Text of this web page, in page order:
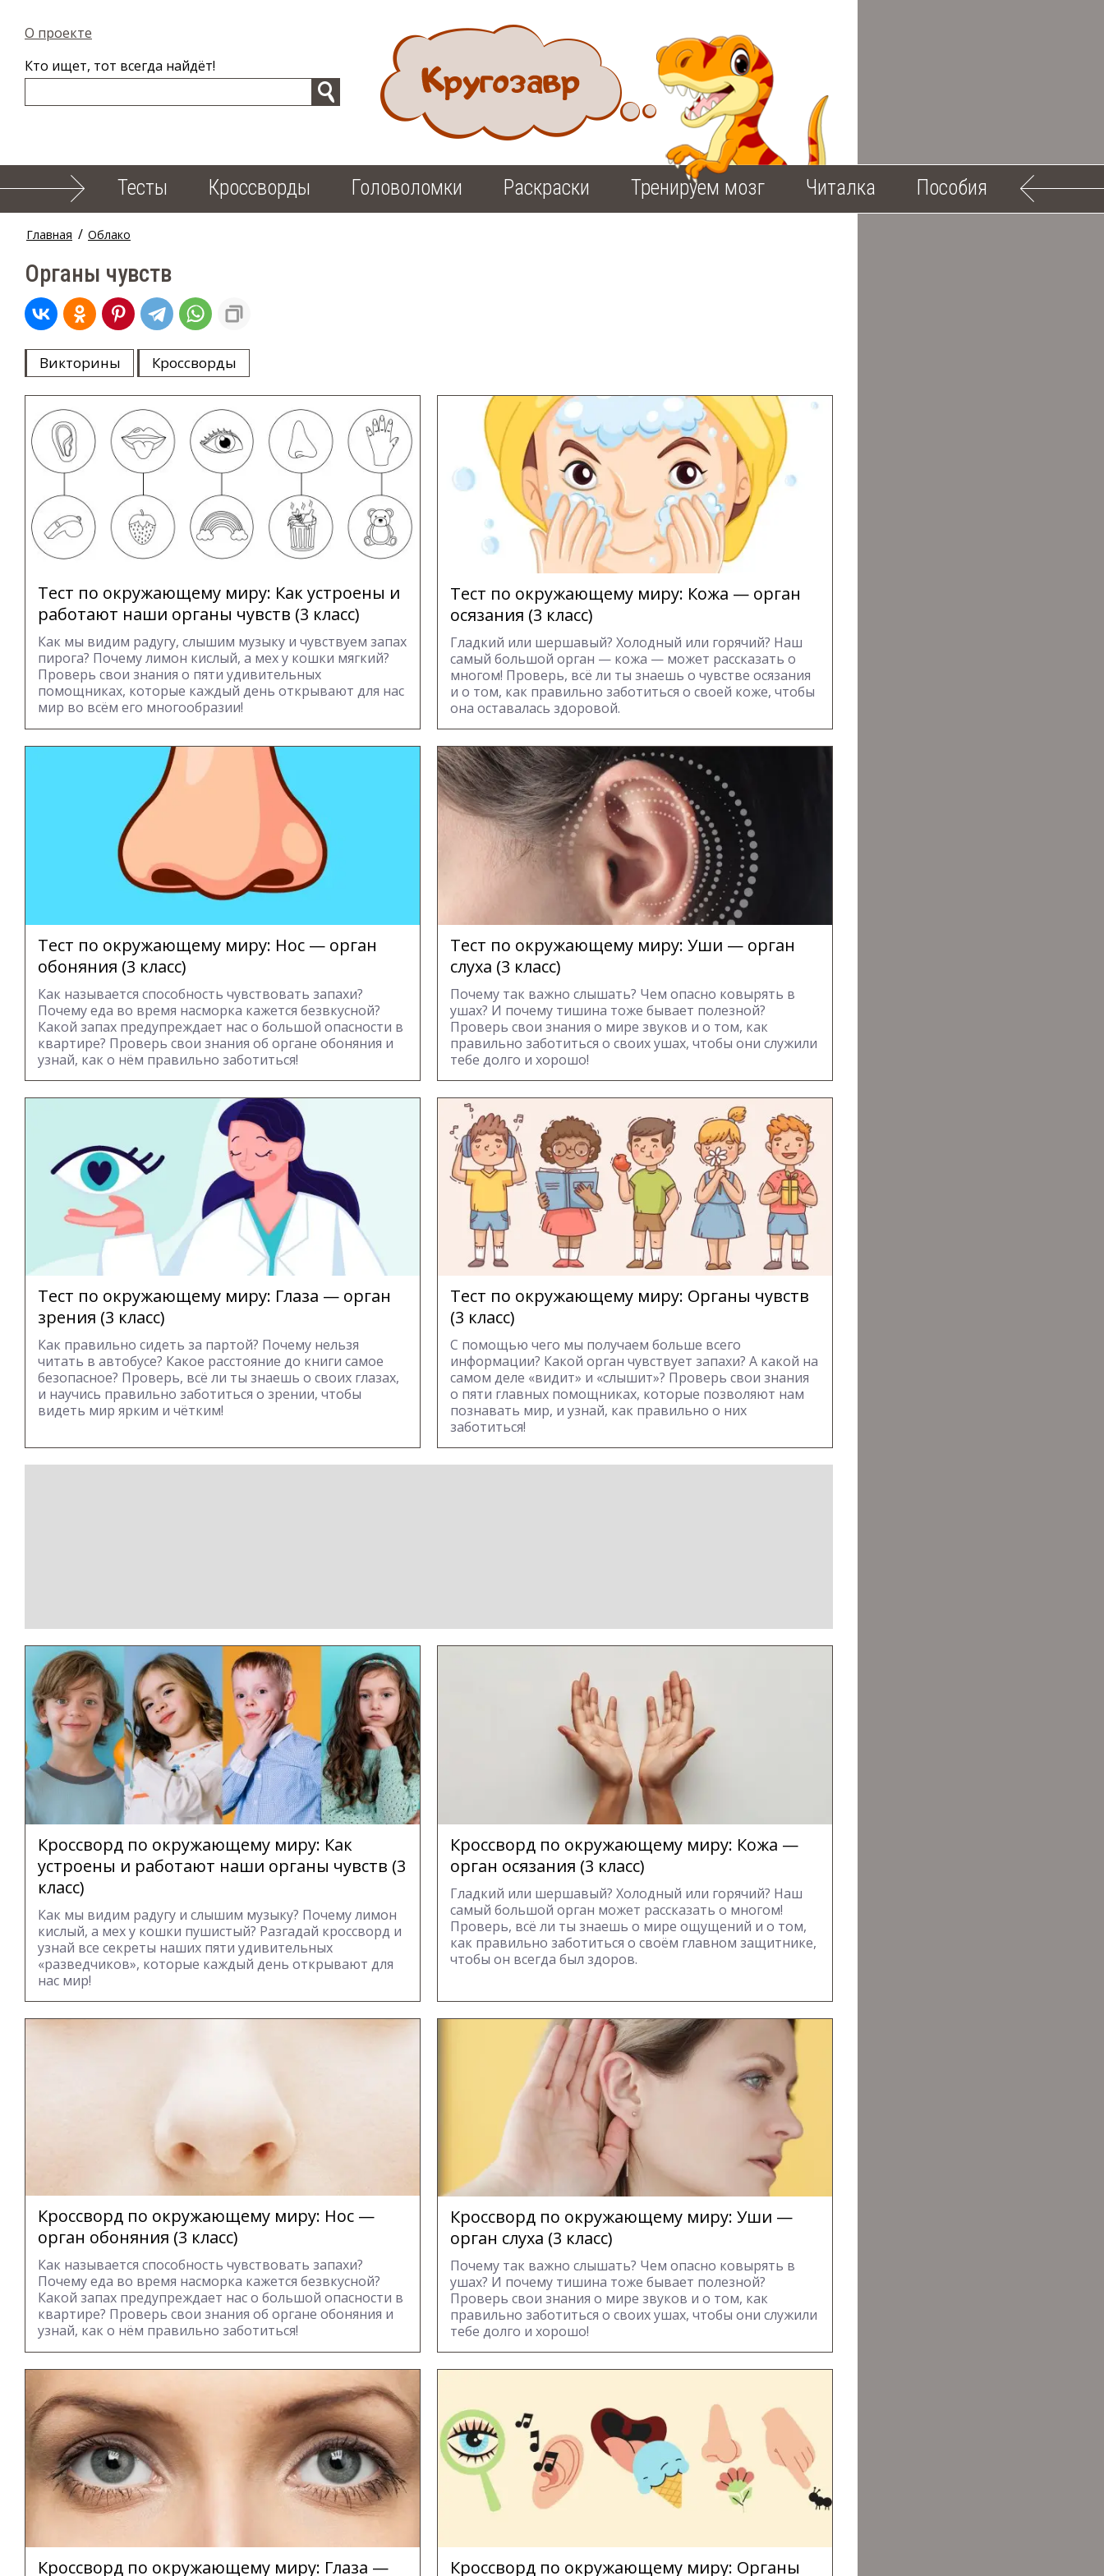
О проекте
Кто ищет, тот всегда найдёт!
Тесты Кроссворды Головоломки Раскраски Тренируем мозг Читалка Пособия
Главная / Облако
Органы чувств
Викторины Кроссворды
Тест по окружающему миру: Как устроены и
работают наши органы чувств (3 класс)
Как мы видим радугу, слышим музыку и чувствуем запах
пирога? Почему лимон кислый, а мех у кошки мягкий?
Проверь свои знания о пяти удивительных
помощниках, которые каждый день открывают для нас
мир во всём его многообразии!
Тест по окружающему миру: Кожа — орган
осязания (3 класс)
Гладкий или шершавый? Холодный или горячий? Наш
самый большой орган — кожа — может рассказать о
многом! Проверь, всё ли ты знаешь о чувстве осязания
и о том, как правильно заботиться о своей коже, чтобы
она оставалась здоровой.
Тест по окружающему миру: Нос — орган
обоняния (3 класс)
Как называется способность чувствовать запахи?
Почему еда во время насморка кажется безвкусной?
Какой запах предупреждает нас о большой опасности в
квартире? Проверь свои знания об органе обоняния и
узнай, как о нём правильно заботиться!
Тест по окружающему миру: Уши — орган
слуха (3 класс)
Почему так важно слышать? Чем опасно ковырять в
ушах? И почему тишина тоже бывает полезной?
Проверь свои знания о мире звуков и о том, как
правильно заботиться о своих ушах, чтобы они служили
тебе долго и хорошо!
Тест по окружающему миру: Глаза — орган
зрения (3 класс)
Как правильно сидеть за партой? Почему нельзя
читать в автобусе? Какое расстояние до книги самое
безопасное? Проверь, всё ли ты знаешь о своих глазах,
и научись правильно заботиться о зрении, чтобы
видеть мир ярким и чётким!
Тест по окружающему миру: Органы чувств
(3 класс)
С помощью чего мы получаем больше всего
информации? Какой орган чувствует запахи? А какой на
самом деле «видит» и «слышит»? Проверь свои знания
о пяти главных помощниках, которые позволяют нам
познавать мир, и узнай, как правильно о них
заботиться!
Кроссворд по окружающему миру: Как
устроены и работают наши органы чувств (3
класс)
Как мы видим радугу и слышим музыку? Почему лимон
кислый, а мех у кошки пушистый? Разгадай кроссворд и
узнай все секреты наших пяти удивительных
«разведчиков», которые каждый день открывают для
нас мир!
Кроссворд по окружающему миру: Кожа —
орган осязания (3 класс)
Гладкий или шершавый? Холодный или горячий? Наш
самый большой орган может рассказать о многом!
Проверь, всё ли ты знаешь о мире ощущений и о том,
как правильно заботиться о своём главном защитнике,
чтобы он всегда был здоров.
Кроссворд по окружающему миру: Нос —
орган обоняния (3 класс)
Как называется способность чувствовать запахи?
Почему еда во время насморка кажется безвкусной?
Какой запах предупреждает нас о большой опасности в
квартире? Проверь свои знания об органе обоняния и
узнай, как о нём правильно заботиться!
Кроссворд по окружающему миру: Уши —
орган слуха (3 класс)
Почему так важно слышать? Чем опасно ковырять в
ушах? И почему тишина тоже бывает полезной?
Проверь свои знания о мире звуков и о том, как
правильно заботиться о своих ушах, чтобы они служили
тебе долго и хорошо!
Кроссворд по окружающему миру: Глаза — Кроссворд по окружающему миру: Органы